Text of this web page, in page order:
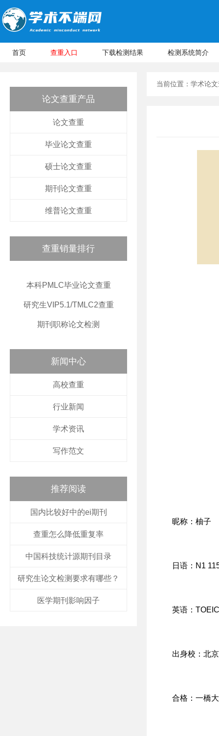
首页 查重入口 下载检测结果 检测系统简介
论文查重产品
论文查重
毕业论文查重
硕士论文查重
期刊论文查重
维普论文查重
查重销量排行
本科PMLC毕业论文查重
研究生VIP5.1/TMLC2查重
期刊职称论文检测
新闻中心
高校查重
行业新闻
学术资讯
写作范文
推荐阅读
国内比较好中的ei期刊
查重怎么降低重复率
中国科技统计源期刊目录
研究生论文检测要求有哪些？
医学期刊影响因子
当前位置： 学术论
昵称：柚子
日语：N1
英语：
出身校：北
合格：一橋